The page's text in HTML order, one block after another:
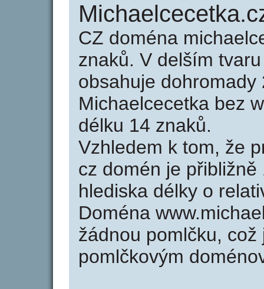
CZ doména
znaků. V delším
obsahuje
Michaelcecetka bez
délku 14 znaků.
Vzhledem k tom, že
cz domén je
hlediska délky o
Doména
žádnou pomlčku,
pomlčkovým